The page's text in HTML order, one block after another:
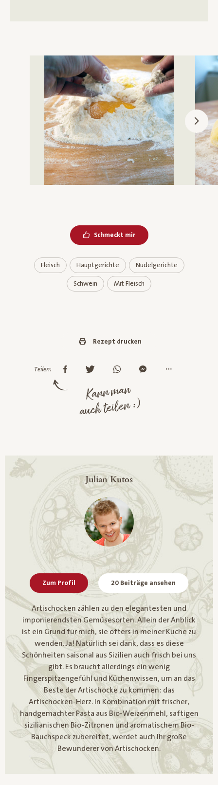
Schmeckt mir
Fleisch Hauptgerichte Nudelgerichte
Schwein Mit Fleisch
Rezept drucken
Teilen:
Kann man
auch teilen :)
Julian Kutos
Zum Profil 20 Beiträge ansehen
Artischocken zählen zu den elegantesten und
imponierendsten Gemüsesorten. Allein der Anblick
ist ein Grund für mich, sie öfters in meiner Küche zu
wenden. Ja! Natürlich sei dank, dass es diese
Schönheiten saisonal aus Sizilien auch frisch bei uns
gibt. Es braucht allerdings ein wenig
Fingerspitzengefühl und Küchenwissen, um an das
Beste der Artischocke zu kommen: das
Artischocken-Herz. In Kombination mit frischer,
handgemachter Pasta aus Bio-Weizenmehl, saftigen
sizilianischen Bio-Zitronen und aromatischem Bio-
Bauchspeck zubereitet, werdet auch Ihr große
Bewunderer von Artischocken.